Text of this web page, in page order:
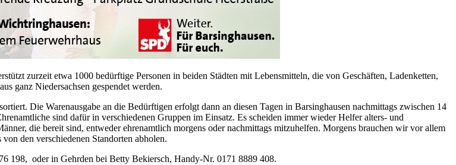
zurzeit etwa 1000 bedürftige Personen in beiden Städten mit Lebensmitteln, die von Geschäften, Ladenketten,
ganz Niedersachsen gespendet werden.
Die Warenausgabe an die Bedürftigen erfolgt dann an diesen Tagen in Barsinghausen nachmittags zwischen 14
sind dafür in verschiedenen Gruppen im Einsatz. Es scheiden immer wieder Helfer alters- und
die bereit sind, entweder ehrenamtlich morgens oder nachmittags mitzuhelfen. Morgens brauchen wir vor allem
den verschiedenen Standorten abholen.
198, oder in Gehrden bei Betty Bekiersch, Handy-Nr. 0171 8889 408.